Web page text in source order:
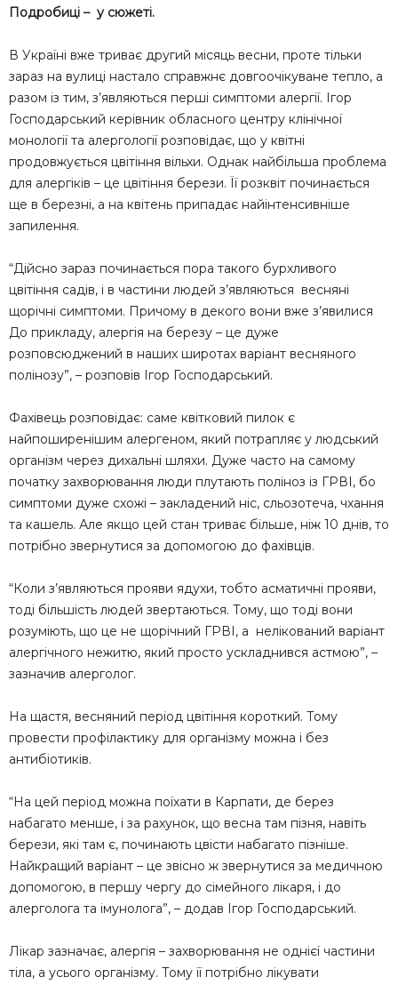
Подробиці – у сюжеті.
В Україні вже триває другий місяць весни, проте тільки
зараз на вулиці настало справжнє довгоочікуване тепло, а
разом із тим, з’являються перші симптоми алергії. Ігор
Господарський керівник обласного центру клінічної
монології та алергології розповідає, що у квітні
продовжується цвітіння вільхи. Однак найбільша проблема
для алергіків – це цвітіння берези. Її розквіт починається
ще в березні, а на квітень припадає найінтенсивніше
запилення.
“Дійсно зараз починається пора такого бурхливого
цвітіння садів, і в частини людей з’являються весняні
щорічні симптоми. Причому в декого вони вже з’явилися
До прикладу, алергія на березу – це дуже
розповсюджений в наших широтах варіант весняного
полінозу”, – розповів Ігор Господарський.
Фахівець розповідає: саме квітковий пилок є
найпоширенішим алергеном, який потрапляє у людський
організм через дихальні шляхи. Дуже часто на самому
початку захворювання люди плутають поліноз із ГРВІ, бо
симптоми дуже схожі – закладений ніс, сльозотеча, чхання
та кашель. Але якщо цей стан триває більше, ніж 10 днів, то
потрібно звернутися за допомогою до фахівців.
“Коли з’являються прояви ядухи, тобто асматичні прояви,
тоді більшість людей звертаються. Тому, що тоді вони
розуміють, що це не щорічний ГРВІ, а нелікований варіант
алергічного нежитю, який просто ускладнився астмою”, –
зазначив алерголог.
На щастя, весняний період цвітіння короткий. Тому
провести профілактику для організму можна і без
антибіотиків.
“На цей період можна поїхати в Карпати, де берез
набагато менше, і за рахунок, що весна там пізня, навіть
берези, які там є, починають цвісти набагато пізніше.
Найкращий варіант – це звісно ж звернутися за медичною
допомогою, в першу чергу до сімейного лікаря, і до
алерголога та імунолога”, – додав Ігор Господарський.
Лікар зазначає, алергія – захворювання не однієї частини
тіла, а усього організму. Тому її потрібно лікувати